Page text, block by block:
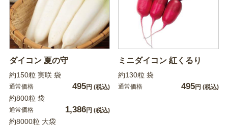
ダイコン 夏の守
約150粒 実咲 袋
通常価格 495円 (税込)
約800粒 袋
通常価格 1,386円 (税込)
約8000粒 大袋
ミニダイコン 紅くるり
約130粒 袋
通常価格 495円 (税込)